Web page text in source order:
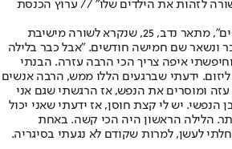
לזהות את הילדים שלו" // ערוץ הכנסת
"התפקיד הרשמי היה כתפים", מתאר נדב, 25, שנקרא לשורה מישיבת
ב-8 באוקטובר ונשאר שם חמישה חודשים. "אבל כבר בלילה
איפה צריך הכי הרבה עזרה. הבנתי
ידעתי שברגעים הללו ממש, הרבה אנשים
עזה ומוסרים את הנפש, אז הרגשתי שגם אני
הנפשי. יש לי קצת חוסן, אז ידעתי שאני יכול
הלילה הראשון היה הכי קשה. באחת
לעשן, למרות שקודם לא נגעתי בסיגריה.